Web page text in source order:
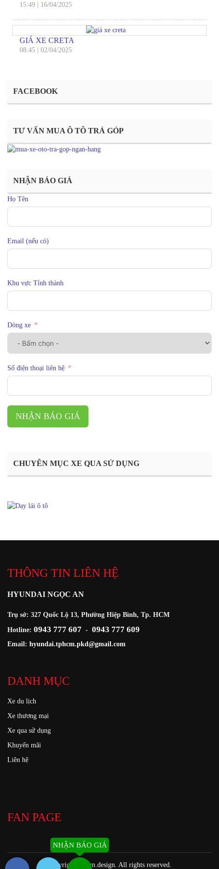
15:49 16/04/2025
GIÁ XE CRETA
08:45 02/04/2025
FACEBOOK
TƯ VẤN MUA Ô TÔ TRẢ GÓP
NHẬN BÁO GIÁ
Họ Tên
Email (nếu có)
Khu vực Tỉnh thành
Dòng xe
Số điện thoại liên hệ
NHẬN BÁO GIÁ
CHUYÊN MỤC XE QUA SỬ DỤNG
THÔNG TIN LIÊN HỆ
HYUNDAI NGỌC AN
Trụ sở: 327 Quốc Lộ 13, Phường Hiệp Bình, Tp. HCM
Hotline: 0943 777 607 - 0943 777 609
Email: hyundai.tphcm.pkd@gmail.com
DANH MỤC
Xe du lịch
Xe thương mại
Xe qua sử dụng
Khuyến mãi
Liên hệ
FAN PAGE
Copyright © kim.design . All rights reserved.
NHẬN BÁO GIÁ